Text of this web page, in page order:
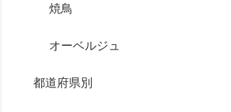
焼鳥
オーベルジュ
都道府県別